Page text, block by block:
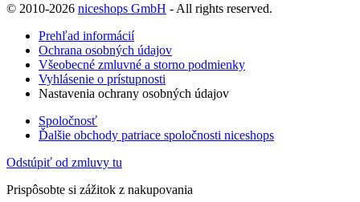
© 2010-2026 niceshops GmbH - All rights reserved.
Prehľad informácií
Ochrana osobných údajov
Všeobecné zmluvné a storno podmienky
Vyhlásenie o prístupnosti
Nastavenia ochrany osobných údajov
Spoločnosť
Ďalšie obchody patriace spoločnosti niceshops
Odstúpiť od zmluvy tu
Prispôsobte si zážitok z nakupovania